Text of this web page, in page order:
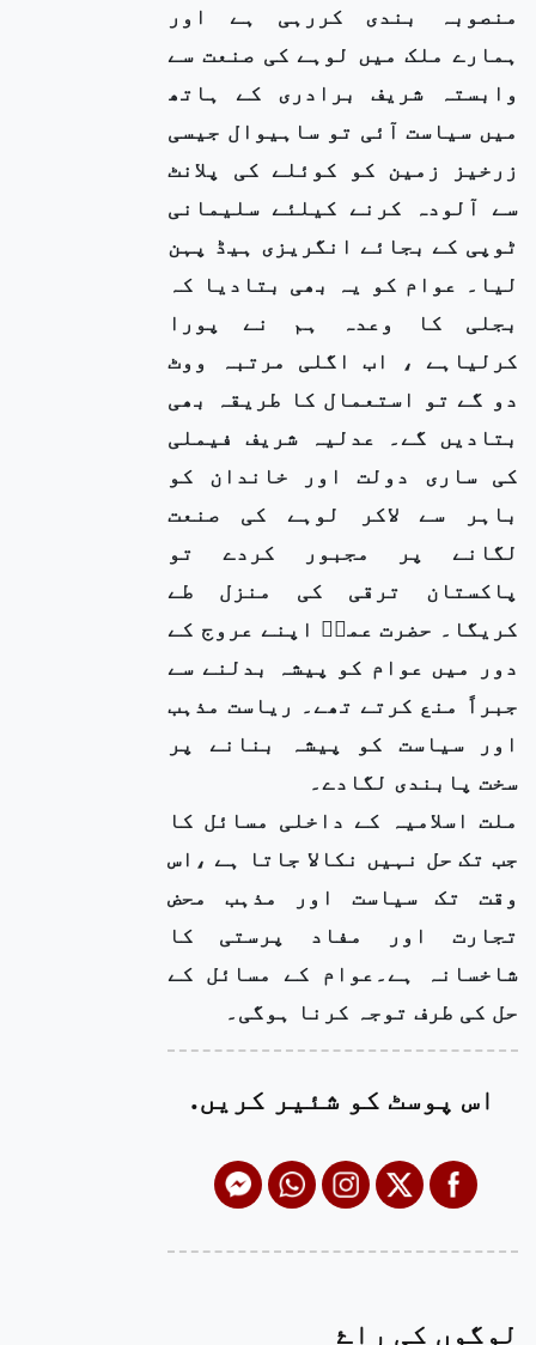
منصوبہ بندی کررہی ہے اور
ہمارے ملک میں لوہے کی صنعت سے
وابستہ شریف برادری کے ہاتھ
میں سیاست آئی تو ساہیوال جیسی
زرخیز زمین کو کوئلے کی پلانٹ
سے آلودہ کرنے کیلئے سلیمانی
ٹوپی کے بجائے انگریزی ہیڈ پہن
لیا۔ عوام کو یہ بھی بتادیا کہ
بجلی کا وعدہ ہم نے پورا
کرلیاہے ، اب اگلی مرتبہ ووٹ
دو گے تو استعمال کا طریقہ بھی
بتادیں گے۔ عدلیہ شریف فیملی
کی ساری دولت اور خاندان کو
باہر سے لاکر لوہے کی صنعت
لگانے پر مجبور کردے تو
پاکستان ترقی کی منزل طے
کریگا۔ حضرت عمرؓ اپنے عروج کے
دور میں عوام کو پیشہ بدلنے سے
جبراً منع کرتے تھے۔ ریاست مذہب
اور سیاست کو پیشہ بنانے پر
سخت پابندی لگادے۔
ملت اسلامیہ کے داخلی مسائل کا
جب تک حل نہیں نکالا جاتا ہے ،اس
وقت تک سیاست اور مذہب محض
تجارت اور مفاد پرستی کا
شاخسانہ ہے۔عوام کے مسائل کے
حل کی طرف توجہ کرنا ہوگی۔
اس پوسٹ کو شئیر کریں.
لوگوں کی راۓ